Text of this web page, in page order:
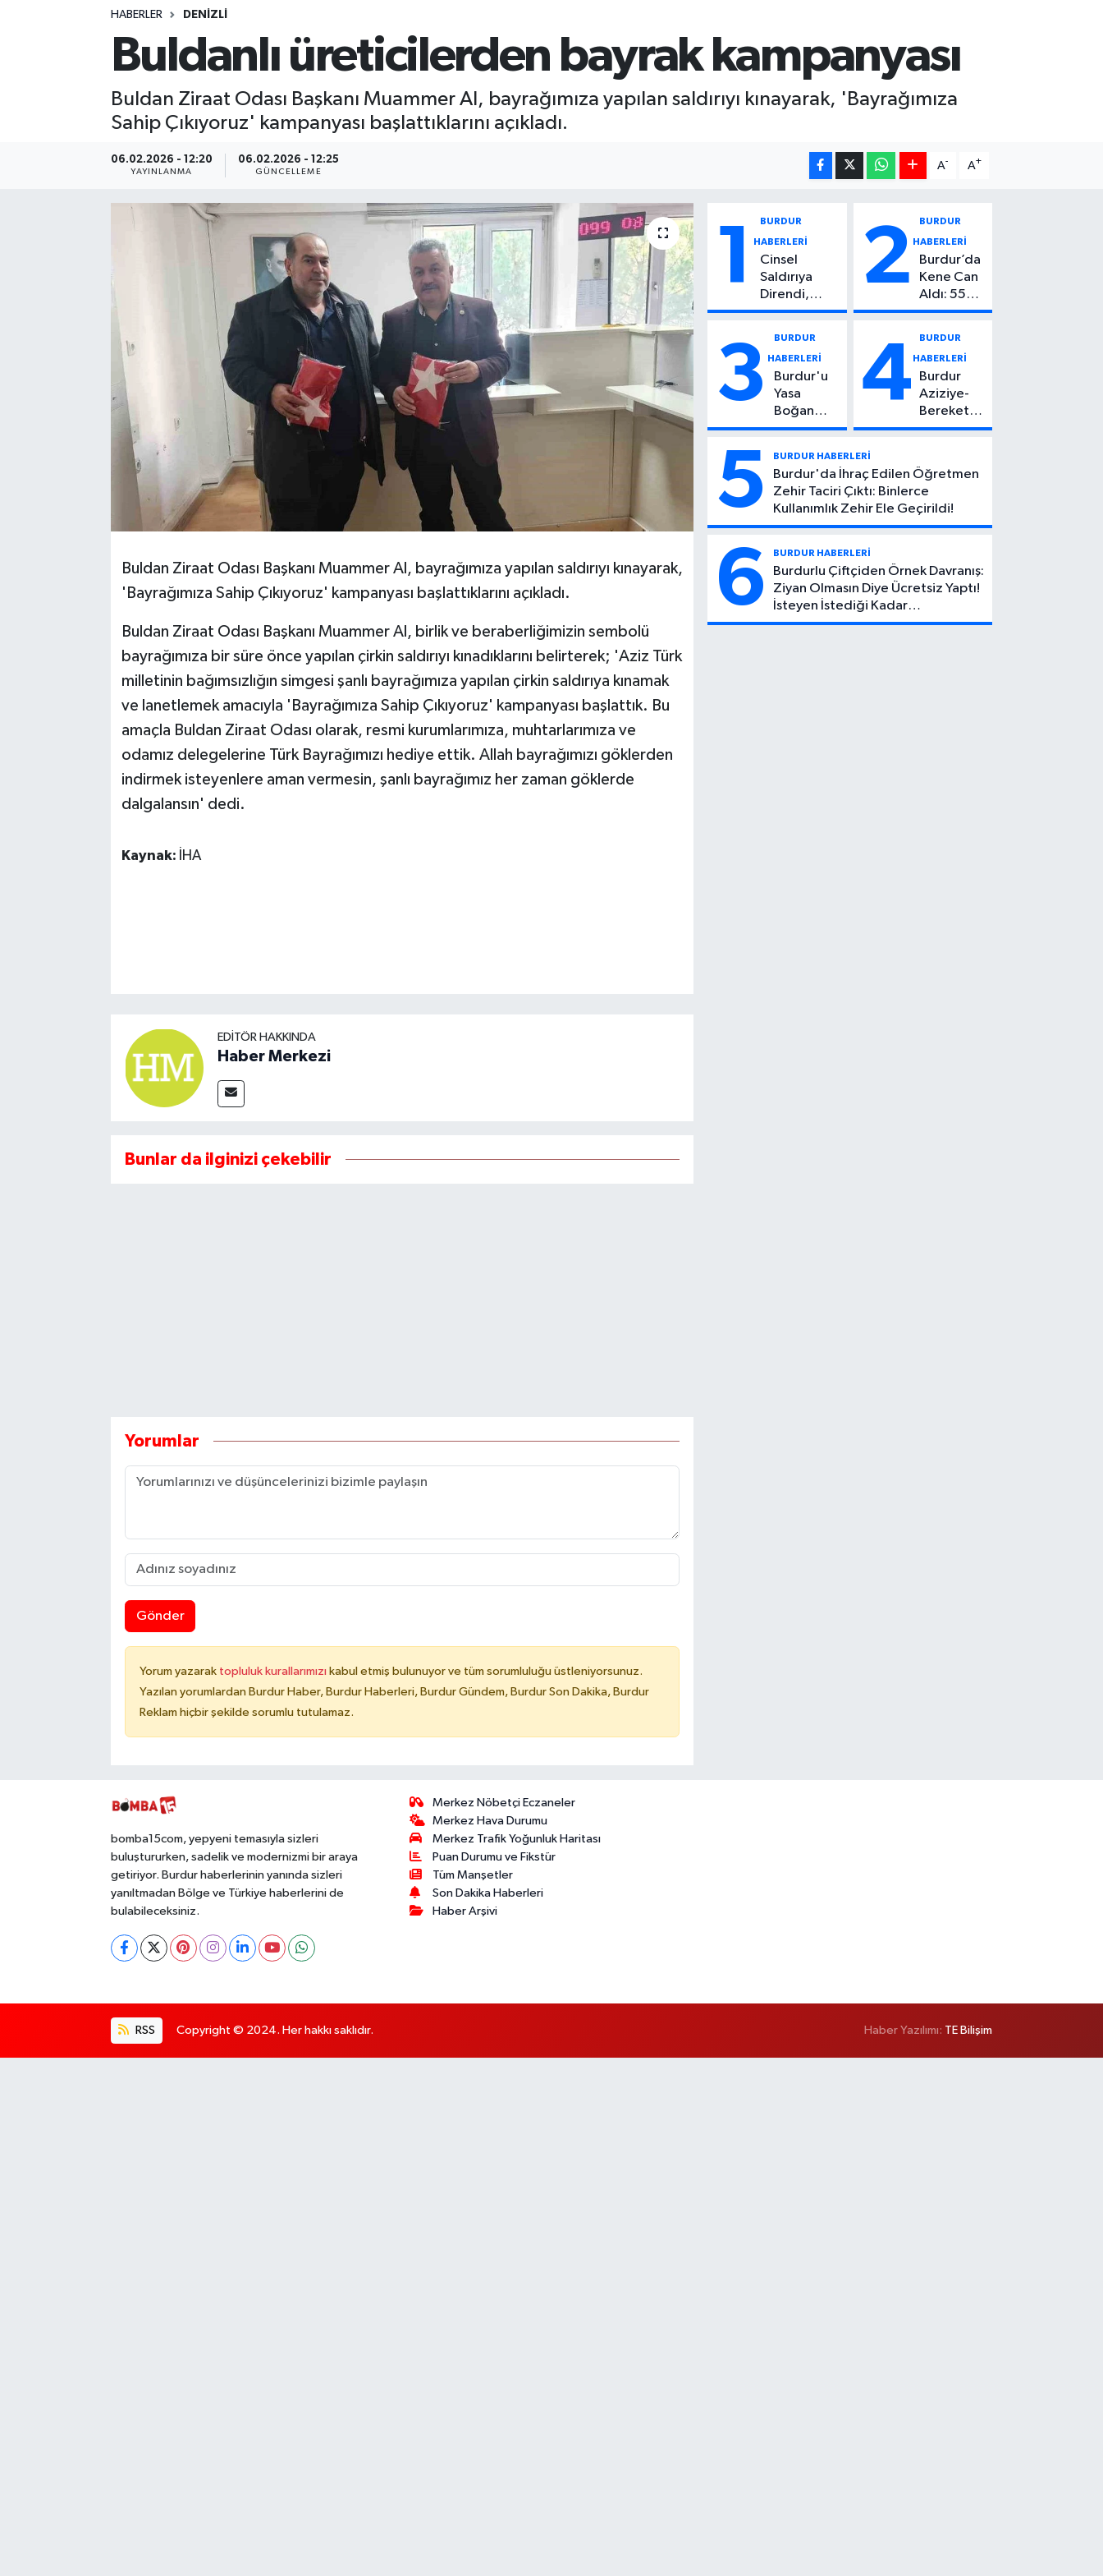
HABERLER DENIZLI
Buldanlı üreticilerden bayrak kampanyası
Buldan Ziraat Odası Başkanı Muammer Al, bayrağımıza yapılan saldırıyı kınayarak, 'Bayrağımıza
Sahip Çıkıyoruz' kampanyası başlattıklarını açıkladı.
06.02.2026 - 12:20
YAYINLANMA
06.02.2026 - 12:25
GÜNCELLEME
A- A+
Buldan Ziraat Odası Başkanı Muammer Al, bayrağımıza yapılan saldırıyı kınayarak,
'Bayrağımıza Sahip Çıkıyoruz' kampanyası başlattıklarını açıkladı.
Buldan Ziraat Odası Başkanı Muammer Al, birlik ve beraberliğimizin sembolü
bayrağımıza bir süre önce yapılan çirkin saldırıyı kınadıklarını belirterek; 'Aziz Türk
milletinin bağımsızlığın simgesi şanlı bayrağımıza yapılan çirkin saldırıya kınamak
ve lanetlemek amacıyla 'Bayrağımıza Sahip Çıkıyoruz' kampanyası başlattık. Bu
amaçla Buldan Ziraat Odası olarak, resmi kurumlarımıza, muhtarlarımıza ve
odamız delegelerine Türk Bayrağımızı hediye ettik. Allah bayrağımızı göklerden
indirmek isteyenlere aman vermesin, şanlı bayrağımız her zaman göklerde
dalgalansın' dedi.
Kaynak: İHA
EDITÖR HAKKINDA
Haber Merkezi
Bunlar da ilginizi çekebilir
Yorumlar
Gönder
Yorum yazarak topluluk kurallarımızı kabul etmiş bulunuyor ve tüm sorumluluğu üstleniyorsunuz.
Yazılan yorumlardan Burdur Haber, Burdur Haberleri, Burdur Gündem, Burdur Son Dakika, Burdur
Reklam hiçbir şekilde sorumlu tutulamaz.
1 BURDUR
HABERLERİ
Cinsel
Saldırıya
Direndi,
Başından
Çocuktan
Kötü Haber!
2 BURDUR
HABERLERİ
Burdur’da
Kene Can
Aldı: 55
Yaşındaki
Kaybetti
3 BURDUR
HABERLERİ
Burdur'u
Yasa
Boğan
Ölüm:
Can Atıcı
Genç
Yaşta
Yaşamını
Yitirdi
4 BURDUR
HABERLERİ
Burdur
Aziziye-
Bereket
Köyü
Feci Kaza:
1 Ölü, 2
Yaralı
5 BURDUR HABERLERİ
Burdur'da İhraç Edilen Öğretmen
Zehir Taciri Çıktı: Binlerce
Kullanımlık Zehir Ele Geçirildi!
6 BURDUR HABERLERİ
Burdurlu Çiftçiden Örnek Davranış:
Ziyan Olmasın Diye Ücretsiz Yaptı!
İsteyen İstediği Kadar
Toplayabilecek
bomba15com, yepyeni temasıyla sizleri
buluştururken, sadelik ve modernizmi bir araya
getiriyor. Burdur haberlerinin yanında sizleri
yanıltmadan Bölge ve Türkiye haberlerini de
bulabileceksiniz.
Merkez Nöbetçi Eczaneler
Merkez Hava Durumu
Merkez Trafik Yoğunluk Haritası
Puan Durumu ve Fikstür
Tüm Manşetler
Son Dakika Haberleri
Haber Arşivi
RSS Copyright © 2024. Her hakkı saklıdır. Haber Yazılımı: TE Bilişim